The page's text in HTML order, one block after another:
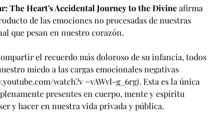
The Heart's Accidental Journey to the Divine afirma
de las emociones no procesadas de nuestras
que pesan en nuestro corazón.
el recuerdo más doloroso de su infancia, todos
miedo a las cargas emocionales negativas
watch?v =vAWvl-g_6rg). Esta es la única
presentes en cuerpo, mente y espíritu
y hacer en nuestra vida privada y pública.